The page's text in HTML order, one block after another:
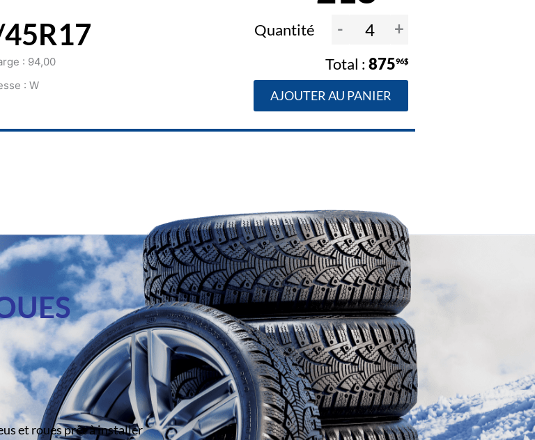
: 94,00
: W
Quantité - +
87596$
AJOUTER AU PANIER
et roues prêt à installer